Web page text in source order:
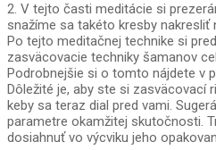
2. V tejto časti meditácie si
snažíme sa takéto kresby nakresliť
Po tejto meditačnej technike si
zasväcovacie techniky šamanov
Podrobnejšie si o tomto nájdete v
Dôležité je, aby ste si zasväcovací
keby sa teraz dial pred vami.
parametre okamžitej skutočnosti.
dosiahnuť vo výcviku jeho